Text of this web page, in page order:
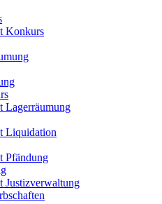
Konkurs
Lagerräumung
Liquidation
Pfändung
Justizverwaltung